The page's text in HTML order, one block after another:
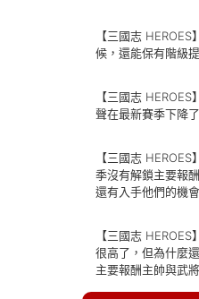
【三國志
候，還能保有階級
【三國志
聲在最新賽季下降
【三國志
季沒有解鎖主要報
還有入手他們的機
【三國志
很高了，但為什麼
主要報酬主帥與武